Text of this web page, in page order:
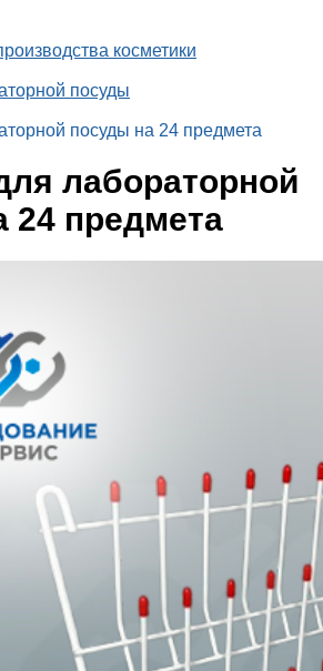
косметики
посуды
посуды на 24 предмета
лабораторной
24 предмета